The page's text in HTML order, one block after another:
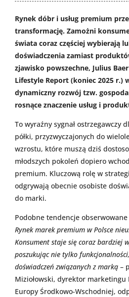
Rynek dóbr i usług premium
transformację. Zamożni
świata coraz częściej wybierają
doświadczenia zamiast
zjawisko powszechne, Julius
Lifestyle Report (koniec 2025 r.)
dynamiczny rozwój tzw.
rosnące znaczenie usług i
To wyraźny sygnał ostrzegawczy
półki, przyzwyczajonych do
wzrostu, które muszą dziś
młodszych pokoleń dopiero
premium. Kluczową rolę w
odgrywają obecnie osobiste
do marki.
Podobne tendencje
Rynek marek premium w Polsce
Konsument staje się coraz bardziej
poszukując nie tylko
doświadczeń związanych z marką –
Miziołowski, dyrektor
Europy Środkowo-Wschodniej,